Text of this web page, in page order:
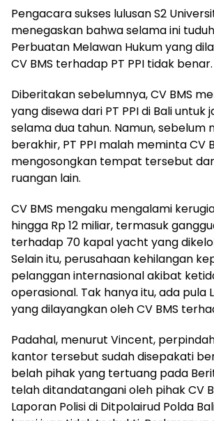
Pengacara sukses lulusan S2
menegaskan bahwa selama ini
Perbuatan Melawan Hukum yang
CV BMS terhadap PT PPI tidak benar.
Diberitakan sebelumnya, CV BMS
yang disewa dari PT PPI di Bali untuk
selama dua tahun. Namun, sebelum
berakhir, PT PPI malah meminta CV
mengosongkan tempat tersebut
ruangan lain.
CV BMS mengaku mengalami
hingga Rp 12 miliar, termasuk
terhadap 70 kapal yacht yang
Selain itu, perusahaan kehilangan
pelanggan internasional akibat
operasional. Tak hanya itu, ada pula
yang dilayangkan oleh CV BMS
Padahal, menurut Vincent,
kantor tersebut sudah disepakati
belah pihak yang tertuang pada
telah ditandatangani oleh pihak CV
Laporan Polisi di Ditpolairud Polda